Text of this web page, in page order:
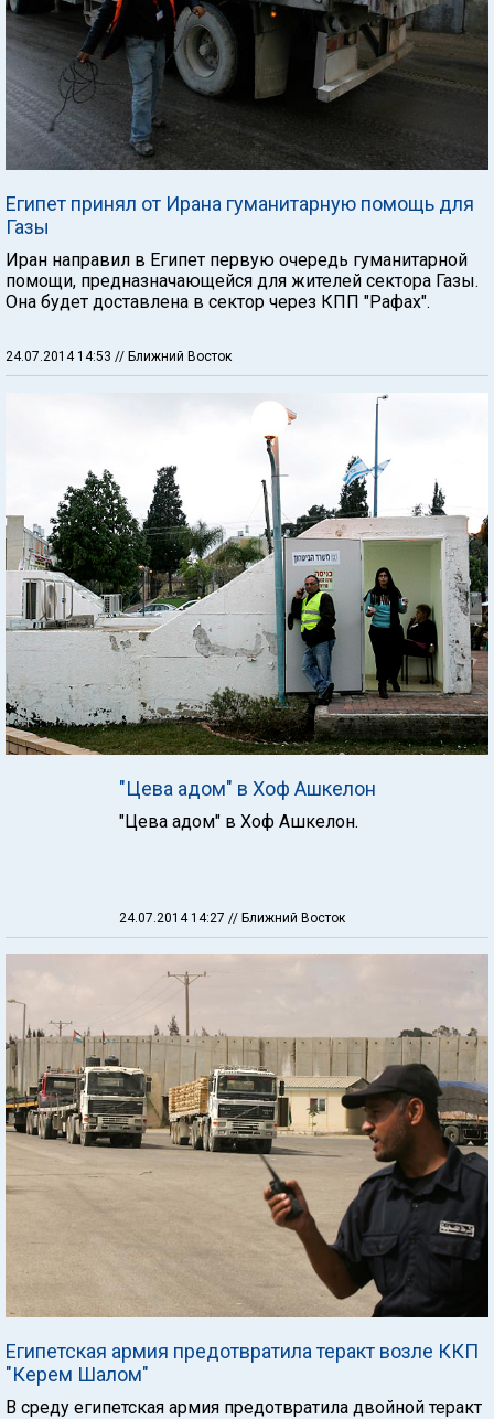
Египет принял от Ирана гуманитарную помощь для
Газы
Иран направил в Египет первую очередь гуманитарной
помощи, предназначающейся для жителей сектора Газы.
Она будет доставлена в сектор через КПП "Рафах".
24.07.2014 14:53 // Ближний Восток
"Цева адом" в Хоф Ашкелон
"Цева адом" в Хоф Ашкелон.
24.07.2014 14:27 // Ближний Восток
Египетская армия предотвратила теракт возле ККП
"Керем Шалом"
В среду египетская армия предотвратила двойной теракт